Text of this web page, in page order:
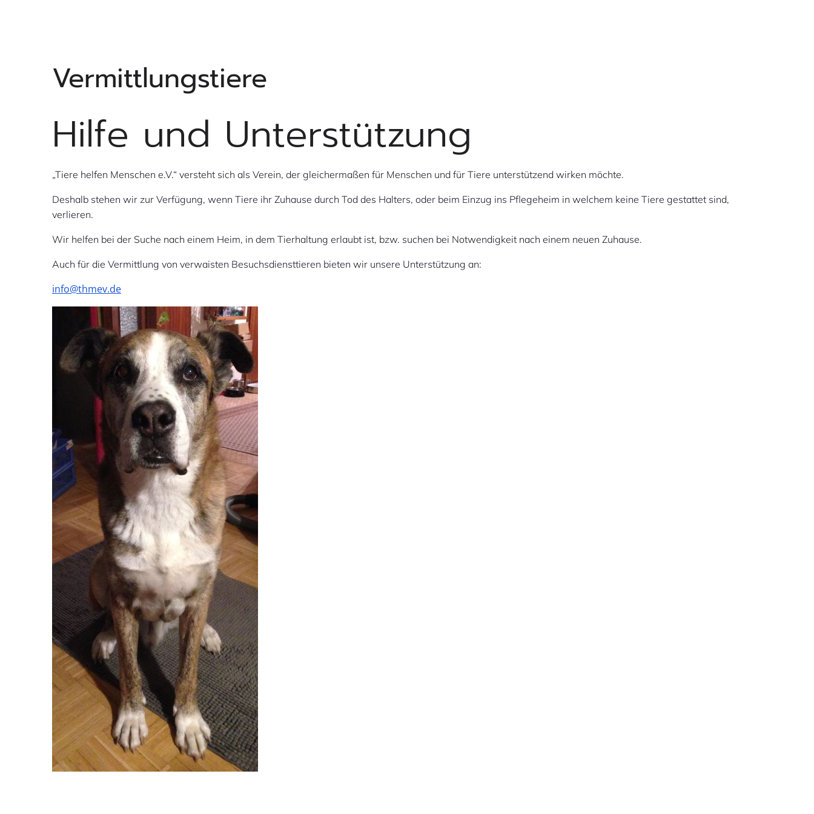
Vermittlungstiere
Hilfe und Unterstützung
„Tiere helfen Menschen e.V.“ versteht sich als Verein, der gleichermaßen für Menschen und für Tiere unterstützend wirken möchte.
Deshalb stehen wir zur Verfügung, wenn Tiere ihr Zuhause durch Tod des Halters, oder beim Einzug ins Pflegeheim in welchem keine Tiere gestattet sind,
verlieren.
Wir helfen bei der Suche nach einem Heim, in dem Tierhaltung erlaubt ist, bzw. suchen bei Notwendigkeit nach einem neuen Zuhause.
Auch für die Vermittlung von verwaisten Besuchsdiensttieren bieten wir unsere Unterstützung an:
info@thmev.de